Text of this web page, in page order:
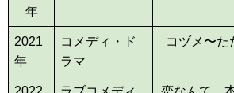
年
2021
年
コメディ・ド
ラマ
コヅメ〜た